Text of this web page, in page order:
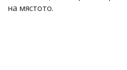
на мястото.